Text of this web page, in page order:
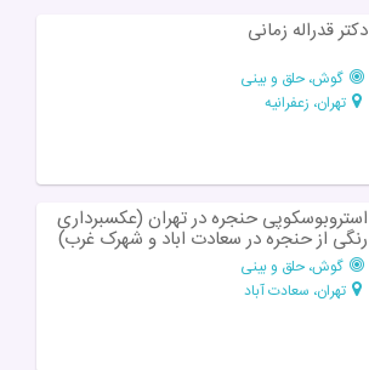
دکتر قدراله زمانی
گوش، حلق و بینی
تهران، زعفرانیه
استروبوسکوپی حنجره در تهران (عکسبرداری
رنگی از حنجره در سعادت اباد و شهرک غرب)
گوش، حلق و بینی
تهران، سعادت آباد